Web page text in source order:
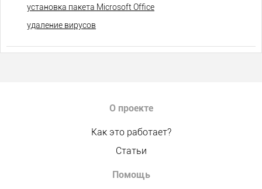
установка пакета Microsoft Office
удаление вирусов
О проекте
Как это работает?
Статьи
Помощь